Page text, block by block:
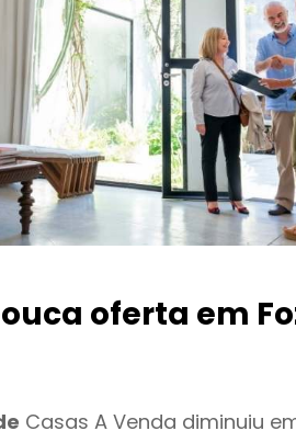
oferta em
Casas A Venda diminuiu